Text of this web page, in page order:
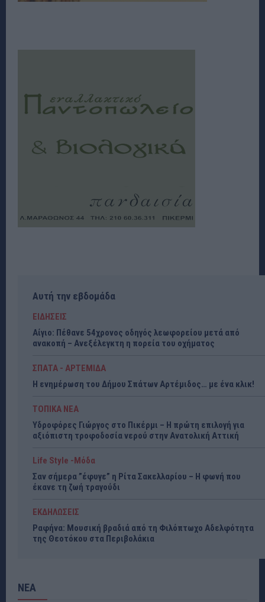
Αυτή την εβδομάδα
ΕΙΔΗΣΕΙΣ
Αίγιο: Πέθανε 54χρονος οδηγός λεωφορείου μετά από
ανακοπή – Ανεξέλεγκτη η πορεία του οχήματος
ΣΠΑΤΑ - ΑΡΤΕΜΙΔΑ
Η ενημέρωση του Δήμου Σπάτων Αρτέμιδος… με ένα κλικ!
ΤΟΠΙΚΑ ΝΕΑ
Υδροφόρες Γιώργος στο Πικέρμι – Η πρώτη επιλογή για
αξιόπιστη τροφοδοσία νερού στην Ανατολική Αττική
Life Style -Μόδα
Σαν σήμερα ”έφυγε” η Ρίτα Σακελλαρίου – Η φωνή που
έκανε τη ζωή τραγούδι
ΕΚΔΗΛΩΣΕΙΣ
Ραφήνα: Μουσική βραδιά από τη Φιλόπτωχο Αδελφότητα
της Θεοτόκου στα Περιβολάκια
ΝΕΑ